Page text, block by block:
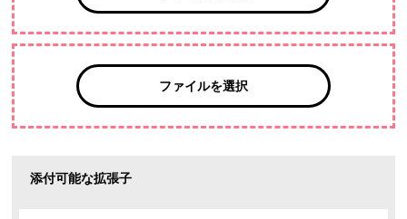
ファイルを選択
添付可能な拡張子